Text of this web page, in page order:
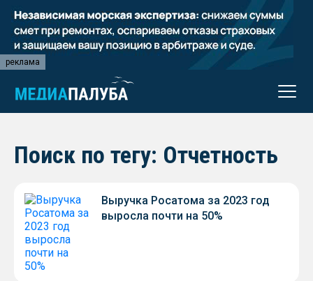
реклама
Поиск по тегу: Отчетность
Выручка Росатома за 2023 год
выросла почти на 50%